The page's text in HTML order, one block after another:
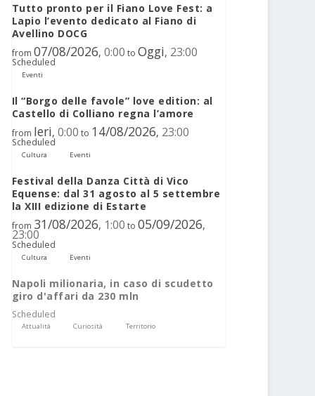
Tutto pronto per il Fiano Love Fest: a
Lapio l’evento dedicato al Fiano di
Avellino DOCG
from 07/08/2026, 0:00 to Oggi, 23:00
Scheduled
Eventi
Il “Borgo delle favole” love edition: al
Castello di Colliano regna l’amore
from Ieri, 0:00 to 14/08/2026, 23:00
Scheduled
Cultura Eventi
Festival della Danza Città di Vico
Equense: dal 31 agosto al 5 settembre
la XIII edizione di Estarte
from 31/08/2026, 1:00 to 05/09/2026,
23:00
Scheduled
Cultura Eventi
Napoli milionaria, in caso di scudetto
giro d'affari da 230 mln
Scheduled
Attualità Curiosità Territorio